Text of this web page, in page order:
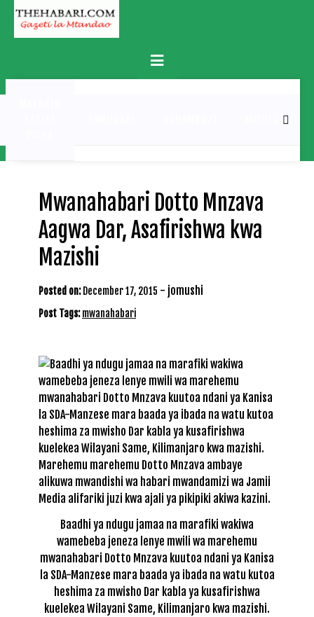
Skip
content
Primary
Menu
MICHEZO
Mwanahabari Dotto Mnzava
Aagwa Dar, Asafirishwa kwa
Mazishi
Posted on: December 17, 2015 - jomushi
Post Tags:mwanahabari
Baadhi ya ndugu jamaa na marafiki wakiwa
wamebeba jeneza lenye mwili wa marehemu
mwanahabari Dotto Mnzava kuutoa ndani ya Kanisa
la SDA-Manzese mara baada ya ibada na watu kutoa
heshima za mwisho Dar kabla ya kusafirishwa
kuelekea Wilayani Same, Kilimanjaro kwa mazishi.